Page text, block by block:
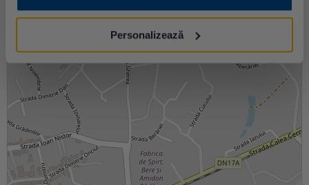
Personalizează
+